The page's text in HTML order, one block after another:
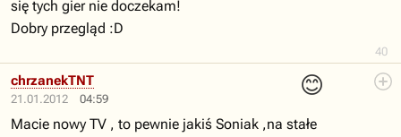
40
się tych gier nie doczekam!
Dobry przegląd :D
21.01.2012 04:59
😊
chrzanekTNT
Macie nowy TV , to pewnie jakiś Soniak ,na stałe